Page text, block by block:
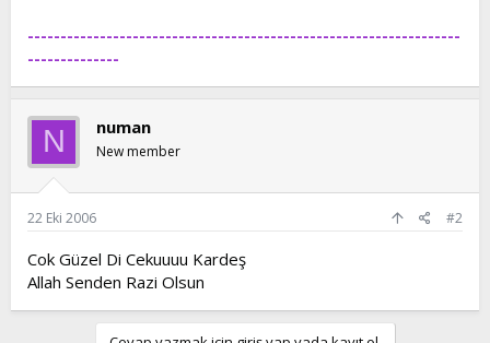
------------------------------------------------------------------
--------------
N numan
New member
22 Eki 2006 #2
Cok Güzel Di Cekuuuu Kardeş
Allah Senden Razi Olsun